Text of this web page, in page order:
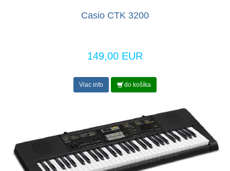
Casio CTK 3200
149,00 EUR
Viac info do košíka